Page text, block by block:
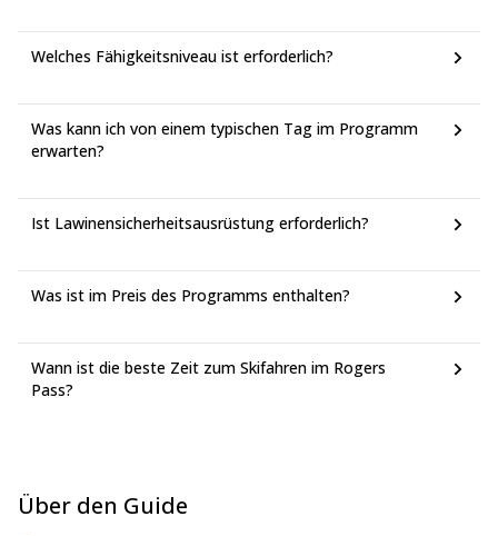
Welches Fähigkeitsniveau ist erforderlich?
Was kann ich von einem typischen Tag im Programm
erwarten?
Ist Lawinensicherheitsausrüstung erforderlich?
Was ist im Preis des Programms enthalten?
Wann ist die beste Zeit zum Skifahren im Rogers
Pass?
Über den Guide